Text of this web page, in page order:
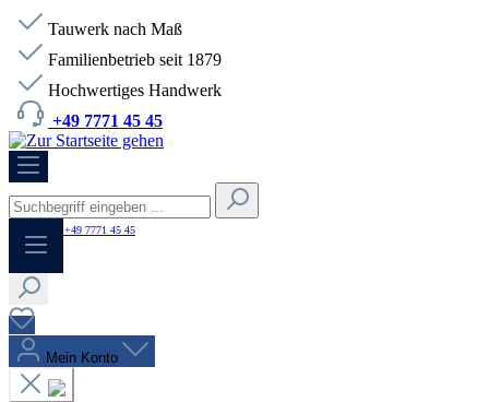
Tauwerk nach Maß
Familienbetrieb seit 1879
Hochwertiges Handwerk
+49 7771 45 45
+49 7771 45 45
Mein Konto